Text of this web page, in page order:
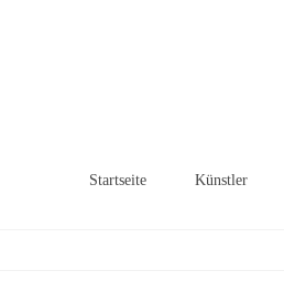
Startseite Künstler